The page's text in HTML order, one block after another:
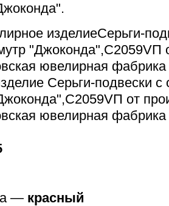
изделиеСерьги-
"Джоконда",С2059VП
ювелирная
Серьги-подвески с
от
ювелирная
— красный